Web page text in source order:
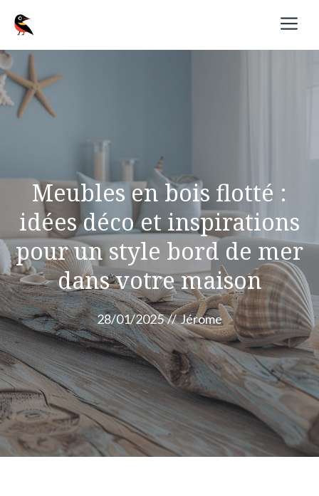
contenu
Meubles en bois flotté :
idées déco et inspirations
pour un style bord de mer
dans votre maison
28/01/2025 // Jérome